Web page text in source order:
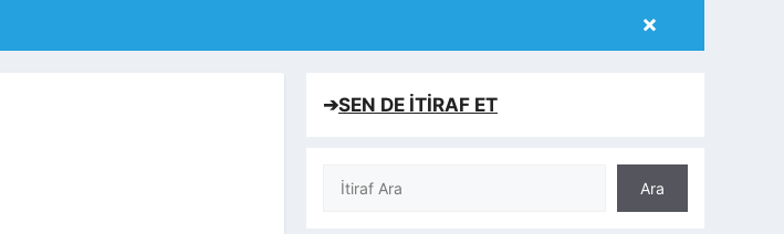
×
➔SEN DE İTİRAF ET
Ara
Ara